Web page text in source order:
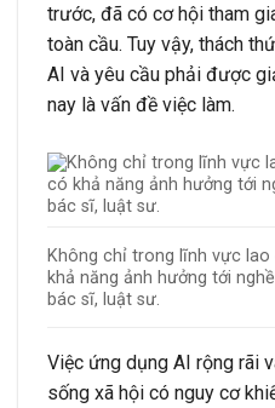
trước, đã có cơ hội tham
toàn cầu. Tuy vậy, thách
AI và yêu cầu phải được
nay là vấn đề việc làm.
Không chỉ trong lĩnh vực
khả năng ảnh hưởng tới
bác sĩ, luật sư.
Việc ứng dụng AI rộng rãi
sống xã hội có nguy cơ